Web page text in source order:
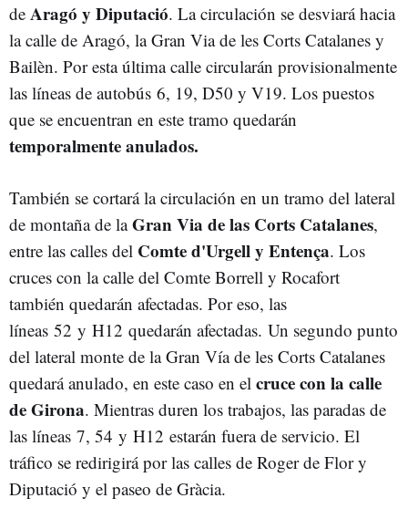
de Aragó y Diputació. La circulación se desviará hacia
la calle de Aragó, la Gran Via de les Corts Catalanes y
Bailèn. Por esta última calle circularán provisionalmente
las líneas de autobús 6, 19, D50 y V19. Los puestos
que se encuentran en este tramo quedarán
temporalmente anulados.
También se cortará la circulación en un tramo del lateral
de montaña de laGran Via de las Corts Catalanes,
entre las calles del Comte d'Urgell y Entença. Los
cruces con la calle del Comte Borrell y Rocafort
también quedarán afectadas. Por eso, las
líneas 52 y H12 quedarán afectadas. Un segundo punto
del lateral monte de la Gran Vía de les Corts Catalanes
quedará anulado, en este caso en el cruce con la calle
de Girona. Mientras duren los trabajos, las paradas de
las líneas 7, 54 y H12 estarán fuera de servicio. El
tráfico se redirigirá por las calles de Roger de Flor y
Diputació y el paseo de Gràcia.